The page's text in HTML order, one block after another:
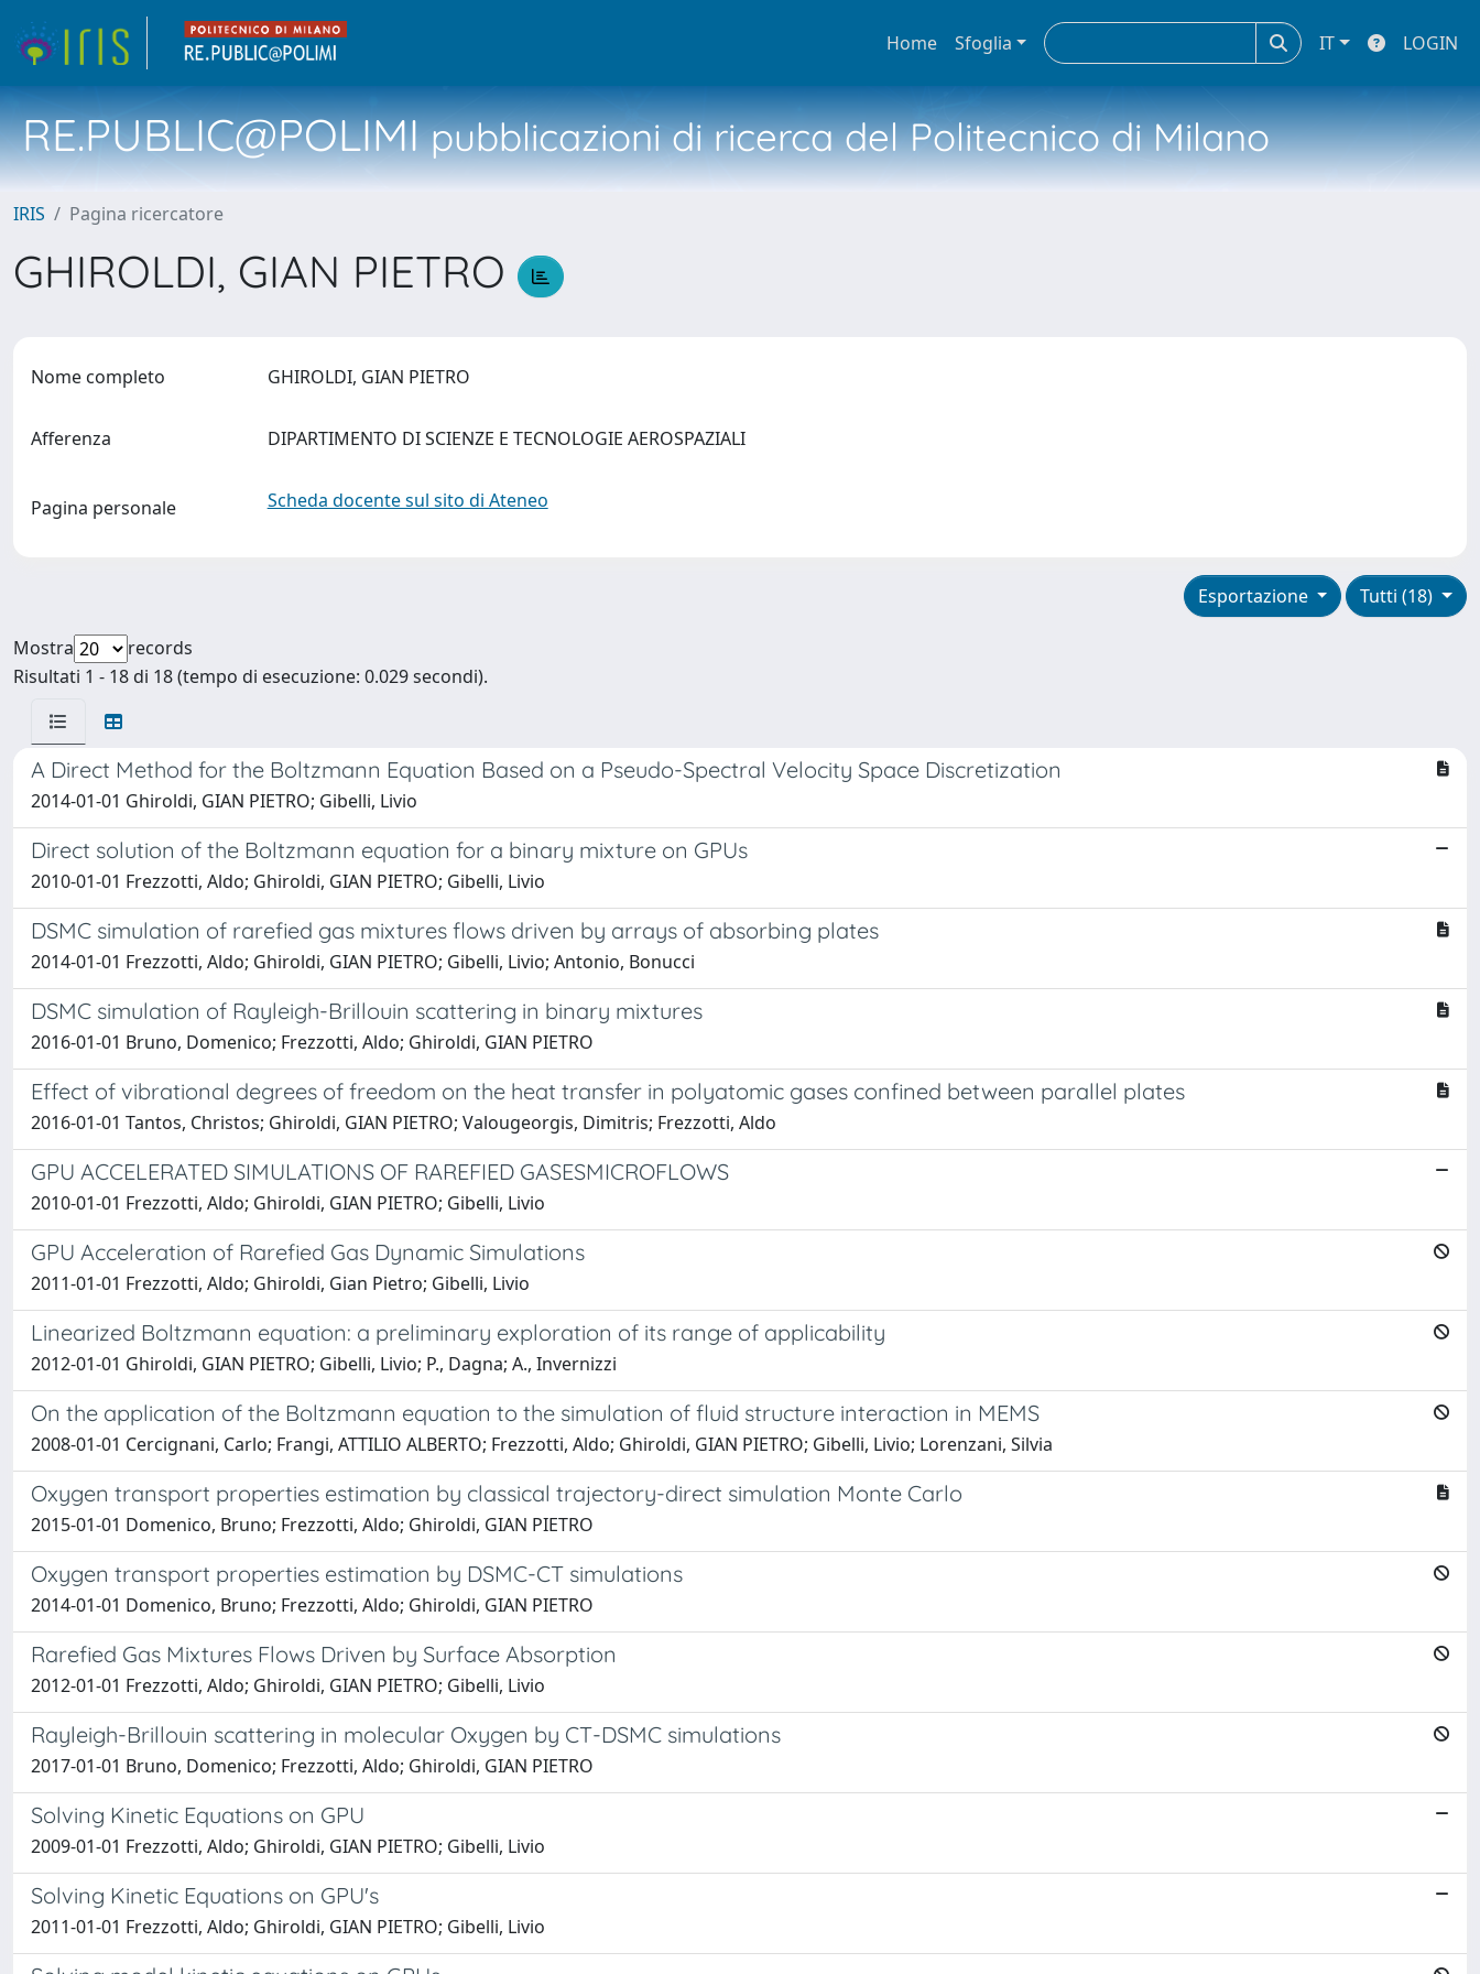
Home Sfoglia IT LOGIN
RE.PUBLIC@POLIMIpubblicazioni di ricerca del Politecnico di Milano
IRIS Pagina ricercatore
GHIROLDI, GIAN PIETRO
Nome completo GHIROLDI, GIAN PIETRO
Afferenza DIPARTIMENTO DI SCIENZE E TECNOLOGIE AEROSPAZIALI
Pagina personale Scheda docente sul sito di Ateneo
Tutti (18)
Esportazione
Mostra
records
Risultati 1 - 18 di 18 (tempo di esecuzione: 0.029 secondi).
A Direct Method for the Boltzmann Equation Based on a Pseudo-Spectral Velocity Space Discretization
2014-01-01 Ghiroldi, GIAN PIETRO; Gibelli, Livio
Direct solution of the Boltzmann equation for a binary mixture on GPUs
2010-01-01 Frezzotti, Aldo; Ghiroldi, GIAN PIETRO; Gibelli, Livio
DSMC simulation of rarefied gas mixtures flows driven by arrays of absorbing plates
2014-01-01 Frezzotti, Aldo; Ghiroldi, GIAN PIETRO; Gibelli, Livio; Antonio, Bonucci
DSMC simulation of Rayleigh-Brillouin scattering in binary mixtures
2016-01-01 Bruno, Domenico; Frezzotti, Aldo; Ghiroldi, GIAN PIETRO
Effect of vibrational degrees of freedom on the heat transfer in polyatomic gases confined between parallel plates
2016-01-01 Tantos, Christos; Ghiroldi, GIAN PIETRO; Valougeorgis, Dimitris; Frezzotti, Aldo
GPU ACCELERATED SIMULATIONS OF RAREFIED GASESMICROFLOWS
2010-01-01 Frezzotti, Aldo; Ghiroldi, GIAN PIETRO; Gibelli, Livio
GPU Acceleration of Rarefied Gas Dynamic Simulations
2011-01-01 Frezzotti, Aldo; Ghiroldi, Gian Pietro; Gibelli, Livio
Linearized Boltzmann equation: a preliminary exploration of its range of applicability
2012-01-01 Ghiroldi, GIAN PIETRO; Gibelli, Livio; P., Dagna; A., Invernizzi
On the application of the Boltzmann equation to the simulation of fluid structure interaction in MEMS
2008-01-01 Cercignani, Carlo; Frangi, ATTILIO ALBERTO; Frezzotti, Aldo; Ghiroldi, GIAN PIETRO; Gibelli, Livio; Lorenzani, Silvia
Oxygen transport properties estimation by classical trajectory-direct simulation Monte Carlo
2015-01-01 Domenico, Bruno; Frezzotti, Aldo; Ghiroldi, GIAN PIETRO
Oxygen transport properties estimation by DSMC-CT simulations
2014-01-01 Domenico, Bruno; Frezzotti, Aldo; Ghiroldi, GIAN PIETRO
Rarefied Gas Mixtures Flows Driven by Surface Absorption
2012-01-01 Frezzotti, Aldo; Ghiroldi, GIAN PIETRO; Gibelli, Livio
Rayleigh-Brillouin scattering in molecular Oxygen by CT-DSMC simulations
2017-01-01 Bruno, Domenico; Frezzotti, Aldo; Ghiroldi, GIAN PIETRO
Solving Kinetic Equations on GPU
2009-01-01 Frezzotti, Aldo; Ghiroldi, GIAN PIETRO; Gibelli, Livio
Solving Kinetic Equations on GPU's
2011-01-01 Frezzotti, Aldo; Ghiroldi, GIAN PIETRO; Gibelli, Livio